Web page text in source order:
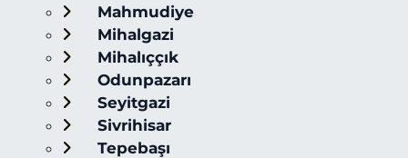
Mahmudiye
Mihalgazi
Mihalıççık
Odunpazarı
Seyitgazi
Sivrihisar
Tepebaşı